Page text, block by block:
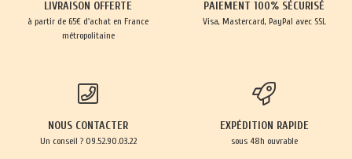
LIVRAISON OFFERTE
à partir de 65€ d'achat en France
métropolitaine
PAIEMENT 100% SÉCURISÉ
Visa, Mastercard, PayPal avec SSL
NOUS CONTACTER
Un conseil ? 09.52.90.03.22
EXPÉDITION RAPIDE
sous 48h ouvrable